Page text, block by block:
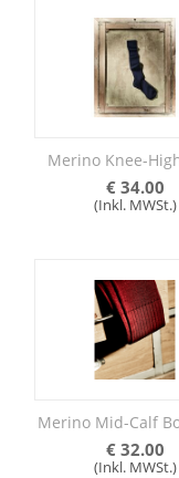
Merino Knee-
€ 34.00
(Inkl. MWSt.)
Merino Mid-Calf
€ 32.00
(Inkl. MWSt.)